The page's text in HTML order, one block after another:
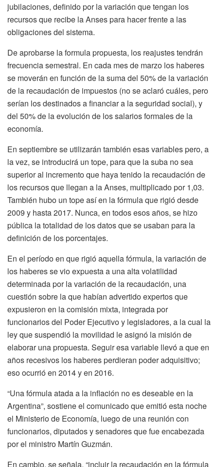
jubilaciones, definido por la variación que tengan los
recursos que recibe la Anses para hacer frente a las
obligaciones del sistema.
De aprobarse la formula propuesta, los reajustes tendrán
frecuencia semestral. En cada mes de marzo los haberes
se moverán en función de la suma del 50% de la variación
de la recaudación de impuestos (no se aclaró cuáles, pero
serían los destinados a financiar a la seguridad social), y
del 50% de la evolución de los salarios formales de la
economía.
En septiembre se utilizarán también esas variables pero, a
la vez, se introducirá un tope, para que la suba no sea
superior al incremento que haya tenido la recaudación de
los recursos que llegan a la Anses, multiplicado por 1,03.
También hubo un tope así en la fórmula que rigió desde
2009 y hasta 2017. Nunca, en todos esos años, se hizo
pública la totalidad de los datos que se usaban para la
definición de los porcentajes.
En el período en que rigió aquella fórmula, la variación de
los haberes se vio expuesta a una alta volatilidad
determinada por la variación de la recaudación, una
cuestión sobre la que habían advertido expertos que
expusieron en la comisión mixta, integrada por
funcionarios del Poder Ejecutivo y legisladores, a la cual la
ley que suspendió la movilidad le asignó la misión de
elaborar una propuesta. Seguir esa variable llevó a que en
años recesivos los haberes perdieran poder adquisitivo;
eso ocurrió en 2014 y en 2016.
“Una fórmula atada a la inflación no es deseable en la
Argentina”, sostiene el comunicado que emitió esta noche
el Ministerio de Economía, luego de una reunión con
funcionarios, diputados y senadores que fue encabezada
por el ministro Martín Guzmán.
En cambio, se señala, “incluir la recaudación en la fórmula